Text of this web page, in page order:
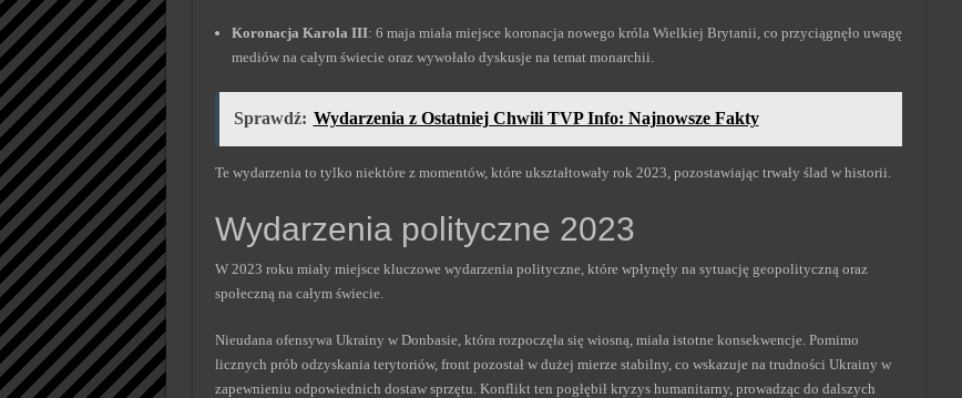
Koronacja Karola III: 6 maja miała miejsce koronacja nowego króla Wielkiej Brytanii, co przyciągnęło uwagę
mediów na całym świecie oraz wywołało dyskusje na temat monarchii.
Sprawdź: Wydarzenia z Ostatniej Chwili TVP Info: Najnowsze Fakty
Te wydarzenia to tylko niektóre z momentów, które ukształtowały rok 2023, pozostawiając trwały ślad w historii.
Wydarzenia polityczne 2023
W 2023 roku miały miejsce kluczowe wydarzenia polityczne, które wpłynęły na sytuację geopolityczną oraz
społeczną na całym świecie.
Nieudana ofensywa Ukrainy w Donbasie, która rozpoczęła się wiosną, miała istotne konsekwencje. Pomimo
licznych prób odzyskania terytoriów, front pozostał w dużej mierze stabilny, co wskazuje na trudności Ukrainy w
zapewnieniu odpowiednich dostaw sprzętu. Konflikt ten pogłębił kryzys humanitarny, prowadząc do dalszych